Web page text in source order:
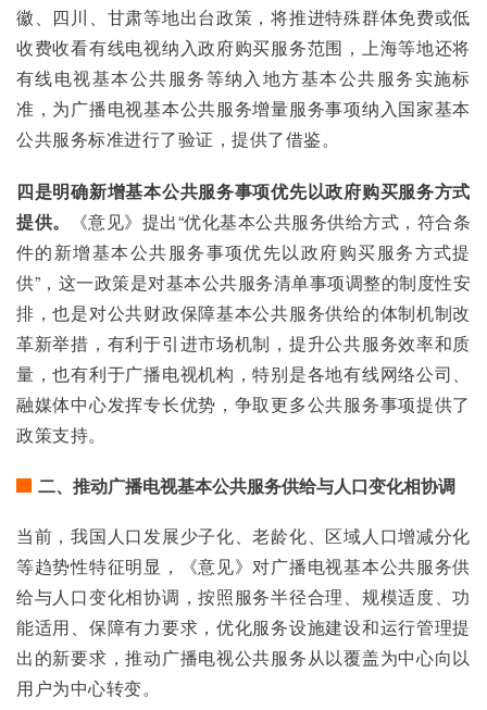
徽、四川、甘肃等地出台政策，将推进特殊群体免费或低
收费收看有线电视纳入政府购买服务范围，上海等地还将
有线电视基本公共服务等纳入地方基本公共服务实施标
准，为广播电视基本公共服务增量服务事项纳入国家基本
公共服务标准进行了验证，提供了借鉴。
四是明确新增基本公共服务事项优先以政府购买服务方式
提供。
《意见》提出“优化基本公共服务供给方式，符合条
件的新增基本公共服务事项优先以政府购买服务方式提
供”，这一政策是对基本公共服务清单事项调整的制度性安
排，也是对公共财政保障基本公共服务供给的体制机制改
革新举措，有利于引进市场机制，提升公共服务效率和质
量，也有利于广播电视机构，特别是各地有线网络公司、
融媒体中心发挥专长优势，争取更多公共服务事项提供了
政策支持。
二、推动广播电视基本公共服务供给与人口变化相协调
当前，我国人口发展少子化、老龄化、区域人口增减分化
等趋势性特征明显，《意见》对广播电视基本公共服务供
给与人口变化相协调，按照服务半径合理、规模适度、功
能适用、保障有力要求，优化服务设施建设和运行管理提
出的新要求，推动广播电视公共服务从以覆盖为中心向以
用户为中心转变。